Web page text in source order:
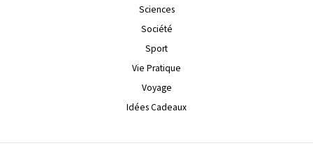
Sciences
Société
Sport
Vie Pratique
Voyage
Idées Cadeaux